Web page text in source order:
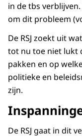
in de tbs
om dit probleem
De RSJ zoekt uit
tot nu toe niet lukt
pakken en op
politieke en
zijn.
De RSJ gaat in dit